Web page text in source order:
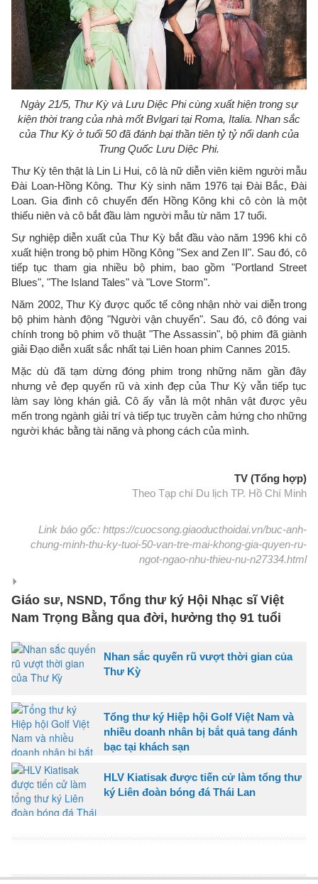
Ngày 21/5, Thư Kỳ và Lưu Diệc Phi cùng xuất hiện trong sự
kiện thời trang của nhà mốt Bvlgari tại Roma, Italia. Nhan sắc
của Thư Kỳ ở tuổi 50 đã đánh bại thần tiên tỷ tỷ nổi danh của
Trung Quốc Lưu Diệc Phi.
Thư Kỳ tên thật là Lin Li Hui, cô là nữ diễn viên kiêm người mẫu
Đài Loan-Hồng Kông. Thư Kỳ sinh năm 1976 tại Đài Bắc, Đài
Loan. Gia đình cô chuyển đến Hồng Kông khi cô còn là một
thiếu niên và cô bắt đầu làm người mẫu từ năm 17 tuổi.
Sự nghiệp diễn xuất của Thư Kỳ bắt đầu vào năm 1996 khi cô
xuất hiện trong bộ phim Hồng Kông "Sex and Zen II". Sau đó, cô
tiếp tục tham gia nhiều bộ phim, bao gồm "Portland Street
Blues", "The Island Tales" và "Love Storm".
Năm 2002, Thư Kỳ được quốc tế công nhận nhờ vai diễn trong
bộ phim hành động "Người vận chuyển". Sau đó, cô đóng vai
chính trong bộ phim võ thuật "The Assassin", bộ phim đã giành
giải Đạo diễn xuất sắc nhất tại Liên hoan phim Cannes 2015.
Mặc dù đã tạm dừng đóng phim trong những năm gần đây
nhưng vẻ đẹp quyến rũ và xinh đẹp của Thư Kỳ vẫn tiếp tục
làm say lòng khán giả. Cô ấy vẫn là một nhân vật được yêu
mến trong ngành giải trí và tiếp tục truyền cảm hứng cho những
người khác bằng tài năng và phong cách của mình.
TV (Tổng hợp)
Theo Tạp chí Du lịch TP. Hồ Chí Minh
Link báo gốc: https://cuocsong.giaoducthoidai.vn/buc-anh-
chung-minh-thu-ky-tuoi-50-van-tre-mai-khong-gia-quyen-ru-
ngot-ngao-nhu-thieu-nu-n27334.html
Giáo sư, NSND, Tổng thư ký Hội Nhạc sĩ Việt
Nam Trọng Bằng qua đời, hưởng thọ 91 tuổi
Nhan sắc quyến rũ vượt thời gian của
Thư Kỳ
Tổng thư ký Hiệp hội Golf Việt Nam và
nhiều doanh nhân bị bắt quả tang đánh
bạc tại khách sạn
HLV Kiatisak được tiến cử làm tổng thư
ký Liên đoàn bóng đá Thái Lan